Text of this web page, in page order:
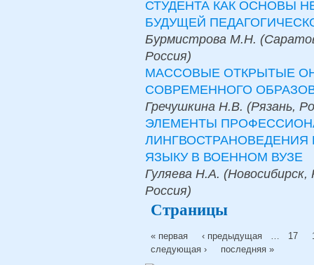
СТУДЕНТА КАК ОСНОВЫ
БУДУЩЕЙ
Бурмистрова М.Н.
Россия)
МАССОВЫЕ ОТКРЫТЫЕ
СОВРЕМЕННОГО
Гречушкина Н.В. (Рязань,
ЭЛЕМЕНТЫ
ЯЗЫКУ В ВОЕННОМ ВУЗЕ
Гуляева Н.А.
Россия)
Страницы
« первая ‹ предыдущая … 17
следующая ›
последняя »